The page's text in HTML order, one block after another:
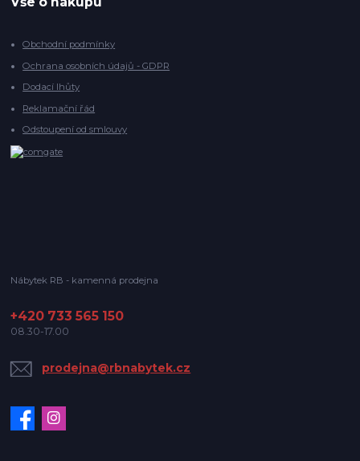
Obchodní podmínky
Ochrana osobních údajů - GDPR
Dodací lhůty
Reklamační řád
Odstoupení od smlouvy
Nábytek RB - kamenná prodejna
+420 733 565 150
08.30-17.00
prodejna@rbnabytek.cz